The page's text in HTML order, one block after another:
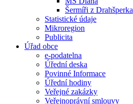
Šermíři z Drahšperka
Statistické údaje
Mikroregion
Publicita
Úřad obce
e-podatelna
Úřední deska
Povinné Informace
Úřední hodiny
Veřejné zakázky
Veřejnoprávní smlouvy